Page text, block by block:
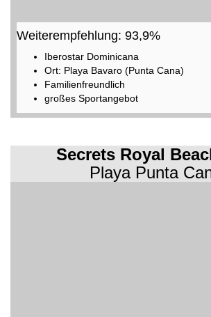
Weiterempfehlung: 93,9%
Iberostar Dominicana
Ort: Playa Bavaro (Punta Cana)
Familienfreundlich
großes Sportangebot
Secrets Royal
Playa Punta